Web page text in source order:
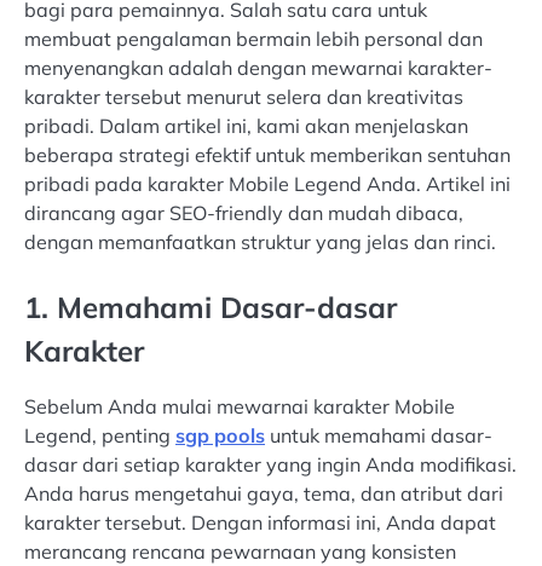
bagi para pemainnya. Salah satu cara untuk
membuat pengalaman bermain lebih personal dan
menyenangkan adalah dengan mewarnai karakter-
karakter tersebut menurut selera dan kreativitas
pribadi. Dalam artikel ini, kami akan menjelaskan
beberapa strategi efektif untuk memberikan sentuhan
pribadi pada karakter Mobile Legend Anda. Artikel ini
dirancang agar SEO-friendly dan mudah dibaca,
dengan memanfaatkan struktur yang jelas dan rinci.
1. Memahami Dasar-dasar
Karakter
Sebelum Anda mulai mewarnai karakter Mobile
Legend, penting sgp pools untuk memahami dasar-
dasar dari setiap karakter yang ingin Anda modifikasi.
Anda harus mengetahui gaya, tema, dan atribut dari
karakter tersebut. Dengan informasi ini, Anda dapat
merancang rencana pewarnaan yang konsisten